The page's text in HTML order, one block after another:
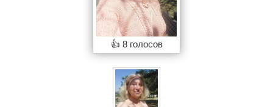
👍 8 голосов